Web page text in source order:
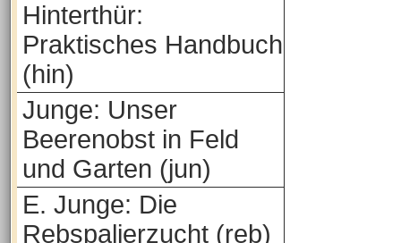
Hinterthür:
Praktisches Handbuch
(hin)
Junge: Unser
Beerenobst in Feld
und Garten (jun)
E. Junge: Die
Rebspalierzucht (reb)